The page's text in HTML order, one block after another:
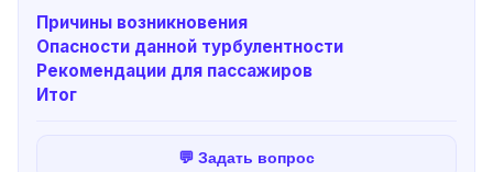
Причины возникновения
Опасности данной турбулентности
Рекомендации для пассажиров
Итог
💬 Задать вопрос